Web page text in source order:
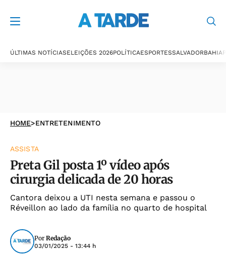
ÚLTIMAS NOTÍCIASELEIÇÕES 2026POLÍTICAESPORTESSALVADORBAHIA
HOME>ENTRETENIMENTO
ASSISTA
Preta Gil posta 1º vídeo após
cirurgia delicada de 20 horas
Cantora deixou a UTI nesta semana e passou o
Réveillon ao lado da família no quarto de hospital
Por Redação
03/01/2025 - 13:44 h